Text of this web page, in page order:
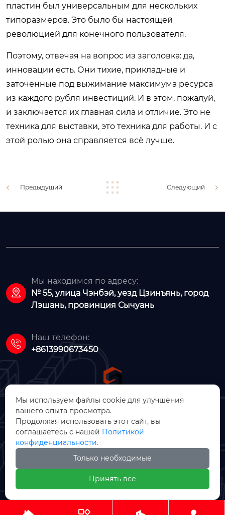
пластин был универсальным для нескольких
типоразмеров. Это было бы настоящей
революцией для конечного пользователя.
Поэтому, отвечая на вопрос из заголовка: да,
инновации есть. Они тихие, прикладные и
заточенные под выжимание максимума ресурса
из каждого рубля инвестиций. И в этом, пожалуй,
и заключается их главная сила и отличие. Это не
техника для выставки, это техника для работы. И с
этой ролью она справляется всё лучше.
Предыдущий Следующий

Мы находимся по адресу:
№ 55, улица Чэнбэй, уезд Цзинъянь, город
Лэшань, провинция Сычуань

Наш телефон:
+8613990673450
ООО Цзинъянь Чжунсинь
Машинное Производство

Авторское право © ООО Цзинъянь Чжунсинь Машинное
Мы используем файлы cookie для улучшения
вашего опыта просмотра.
Продолжая использовать этот сайт, вы
соглашаетесь с нашей Политикой
конфиденциальности.
Только необходимые
Принять все